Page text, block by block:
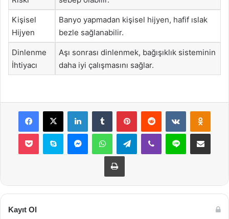
Kişisel
Hijyen
Banyo yapmadan kişisel hijyen, hafif ıslak
bezle sağlanabilir.
Dinlenme
İhtiyacı
Aşı sonrası dinlenmek, bağışıklık sisteminin
daha iyi çalışmasını sağlar.
Facebook
X LinkedInTumblr PinterestReddit VKontakte
Pocket Skype MessengerWhatsAppTelegramViber Line E-Posta ile
Yazdır
Kayıt Ol